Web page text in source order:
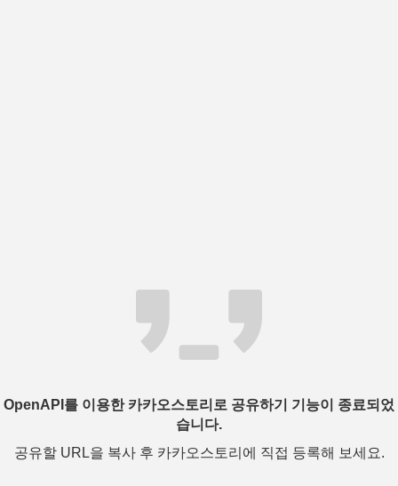
OpenAPI를 이용한 카카오스토리로 공유하기 기능이 종료되었
습니다.
공유할 URL을 복사 후 카카오스토리에 직접 등록해 보세요.